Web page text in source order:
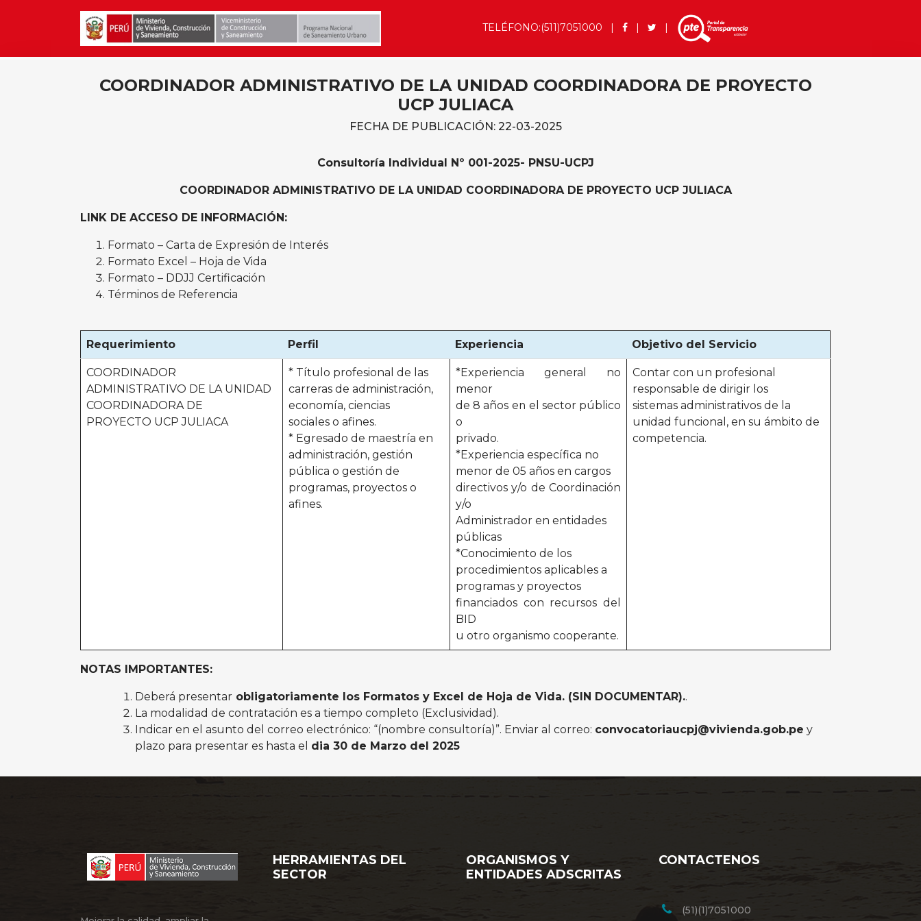
TELÉFONO:(511)7051000 | | |
COORDINADOR ADMINISTRATIVO DE LA UNIDAD COORDINADORA DE PROYECTO
UCP JULIACA
FECHA DE PUBLICACIÓN: 22-03-2025
Consultoría Individual Nº 001-2025- PNSU-UCPJ
COORDINADOR ADMINISTRATIVO DE LA UNIDAD COORDINADORA DE PROYECTO UCP JULIACA
LINK DE ACCESO DE INFORMACIÓN:
Formato – Carta de Expresión de Interés
Formato Excel – Hoja de Vida
Formato – DDJJ Certificación
Términos de Referencia
Requerimiento Perfil Experiencia Objetivo del Servicio
COORDINADOR
ADMINISTRATIVO DE LA UNIDAD
COORDINADORA DE
PROYECTO UCP JULIACA
* Título profesional de las
carreras de administración,
economía, ciencias
sociales o afines.
* Egresado de maestría en
administración, gestión
pública o gestión de
programas, proyectos o
afines.
*Experiencia general no
menor
de 8 años en el sector público
o
privado.
*Experiencia específica no
menor de 05 años en cargos
directivos y/o de Coordinación
y/o
Administrador en entidades
públicas
*Conocimiento de los
procedimientos aplicables a
programas y proyectos
financiados con recursos del
BID
u otro organismo cooperante.
Contar con un profesional
responsable de dirigir los
sistemas administrativos de la
unidad funcional, en su ámbito de
competencia.
NOTAS IMPORTANTES:
Deberá presentar obligatoriamente los Formatos y Excel de Hoja de Vida. (SIN DOCUMENTAR)..
La modalidad de contratación es a tiempo completo (Exclusividad).
Indicar en el asunto del correo electrónico: “(nombre consultoría)”. Enviar al correo: convocatoriaucpj@vivienda.gob.pe y
plazo para presentar es hasta el dia 30 de Marzo del 2025
HERRAMIENTAS DEL
SECTOR
ORGANISMOS Y
ENTIDADES ADSCRITAS
CONTACTENOS
(51)(1)7051000